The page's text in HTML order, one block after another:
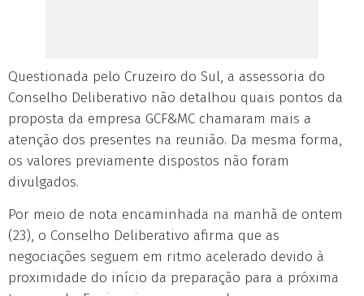
Questionada pelo Cruzeiro do Sul, a assessoria do
Conselho Deliberativo não detalhou quais pontos da
proposta da empresa GCF&MC chamaram mais a
atenção dos presentes na reunião. Da mesma forma,
os valores previamente dispostos não foram
divulgados.
Por meio de nota encaminhada na manhã de ontem
(23), o Conselho Deliberativo afirma que as
negociações seguem em ritmo acelerado devido à
proximidade do início da preparação para a próxima